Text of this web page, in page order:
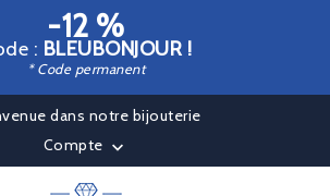
-12 %
: BLEUBONJOUR !
* Code permanent
dans notre bijouterie
Compte 